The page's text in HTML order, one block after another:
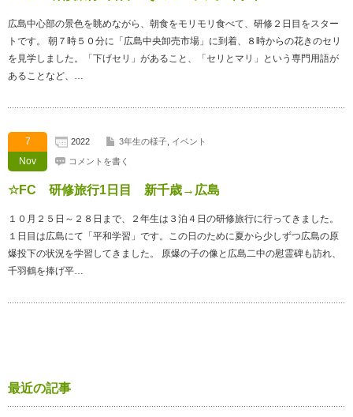
広島中心部の景色を眺めながら、朝食をモリモリ食べて、研修２日目をスター
トです。 朝７時５０分に「広島中央卸売市場」に到着、８時からの花きのセリ
を見学しました。「下げセリ」があること、「セリとマリ」という専門用語が
あることなど、…
7
Nov
2022 3年生の様子 イベント
コメントを書く
☆FC 研修旅行1日目 新千歳→広島
１０月２５日～２８日まで、２年生は３泊４日の研修旅行に行ってきました。
１日目は広島にて「平和学習」です。この日のために夏から少しずつ広島の原
爆投下の状況を学習してきました。 原爆の子の像と広島二中の慰霊碑も訪れ、
千羽鶴を捧げ平…
最近の記事